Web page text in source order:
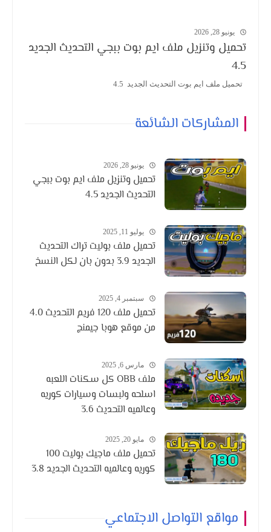
يونيو 28, 2026
تحميل وتنزيل ملف ايم بوت ببجي التحديث الجديد
4.5
تحميل ملف ايم بوت التحديث الجديد 4.5
المشاركات الشائعة
يونيو 28, 2026
تحميل وتنزيل ملف ايم بوت ببجي
التحديث الجديد 4.5
يوليو 11, 2025
تحميل ملف بوليت تراك التحديث
الجديد 3.9 بدون بان لكل النسخ
سبتمبر 4, 2025
تحميل ملف 120 فريم التحديث 4.0
من موقع هوبا جيمنج
مارس 6, 2025
ملف OBB كل سكنات اللعبه
اسلحه ولبسات وسيارات كوريه
وعالميه التحديث 3.6
مايو 20, 2025
تحميل ملف ماجيك بوليت 100
كوريه وعالميه التحديث الجديد 3.8
مواقع التواصل الاجتماعي